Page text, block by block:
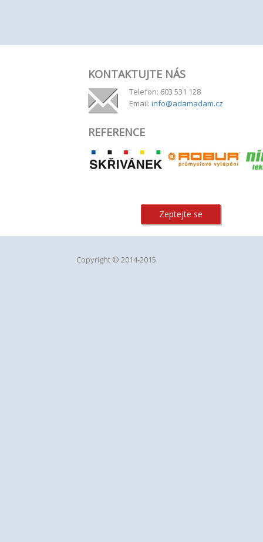
KONTAKTUJTE NÁS
Telefon: 603 531 128
Email: info@adamadam.cz
REFERENCE
Zeptejte se
Copyright © 2014-2015